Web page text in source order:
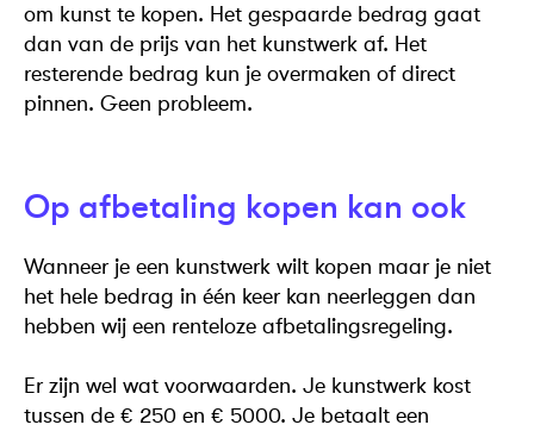
om kunst te kopen. Het gespaarde bedrag gaat
dan van de prijs van het kunstwerk af. Het
resterende bedrag kun je overmaken of direct
pinnen. Geen probleem.
Op afbetaling kopen kan ook
Wanneer je een kunstwerk wilt kopen maar je niet
het hele bedrag in één keer kan neerleggen dan
hebben wij een renteloze afbetalingsregeling.
Er zijn wel wat voorwaarden. Je kunstwerk kost
tussen de € 250 en € 5000. Je betaalt een